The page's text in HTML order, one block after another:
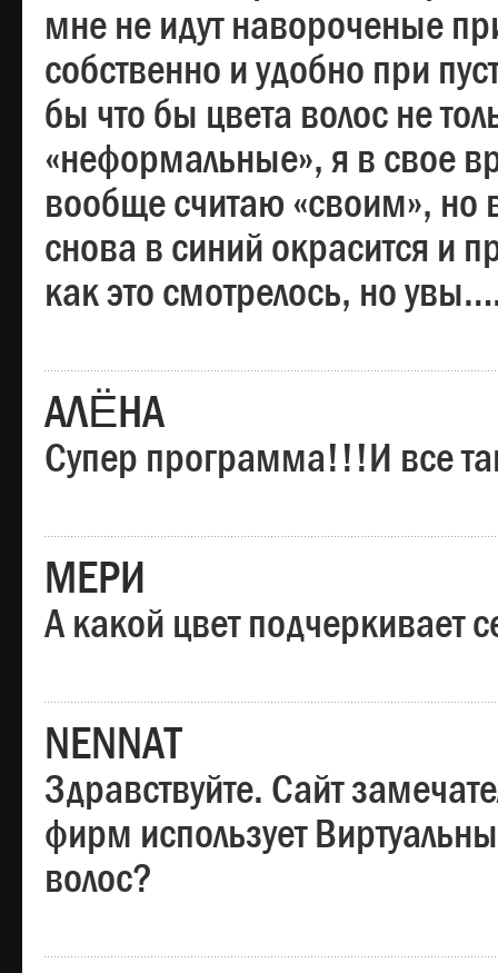
мне не идут навороченые
собственно и удобно при
бы что бы цвета волос не
«неформальные», я в свое
вообще считаю «своим», но
снова в синий окрасится и
как это смотрелось, но
АЛЁНА
Супер программа!!!И все
МЕРИ
А какой цвет подчеркивает
NENNAT
Здравствуйте. Сайт
фирм использует
волос?